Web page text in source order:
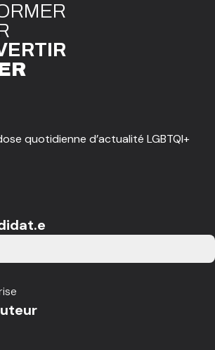
RMER
RTIR
R
quotidienne d’actualité LGBTQI+